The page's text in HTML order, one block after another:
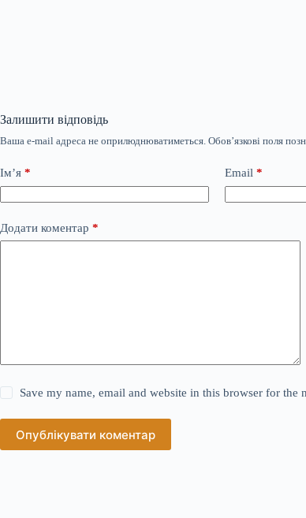
Залишити відповідь
Ваша e-mail адреса не оприлюднюватиметься. Обов’язкові поля
Ім’я * Email *
Додати коментар *
Save my name, email and website in this browser for the
Опублікувати коментар